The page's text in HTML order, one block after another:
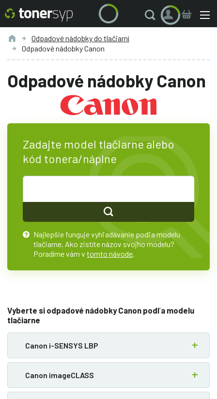
Odpadové nádobky do tlačiarní
Odpadové nádobky Canon
Odpadové nádobky Canon
Zadajte model tlačiarne alebo
kód tonera/náplne
?
Najlepšie funguje vyhľadávanie podľa modelu
tlačiarne. Ako zistíte názov svojho modelu?
Poradíme vám vtomto návode
Vyberte si odpadové nádobky Canon podľa modelu
tlačiarne
Canon i-SENSYS LBP
Canon imageCLASS